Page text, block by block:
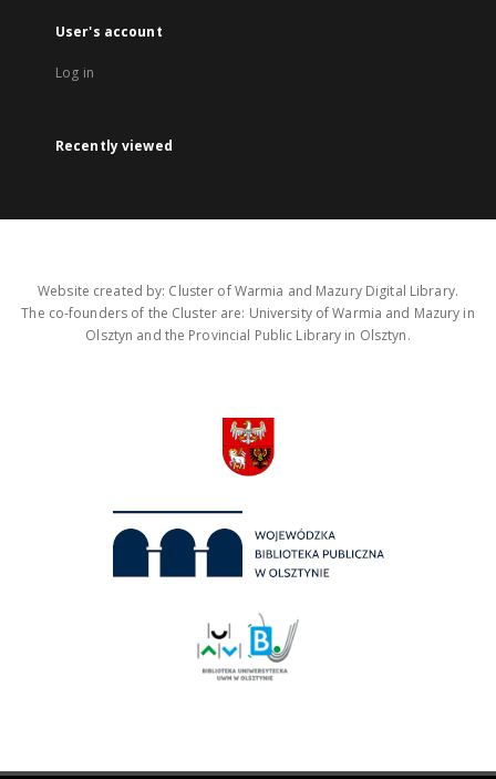
User's account
Log in
Recently viewed
Website created by: Cluster of Warmia and Mazury Digital Library.
The co-founders of the Cluster are: University of Warmia and Mazury in
Olsztyn and the Provincial Public Library in Olsztyn.